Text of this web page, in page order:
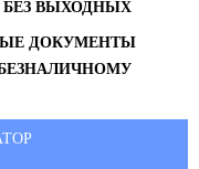
БЕЗ ВЫХОДНЫХ
ДОКУМЕНТЫ